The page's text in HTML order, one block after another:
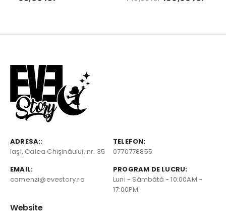
inițial
ADRESA::
Iaşi, Calea Chişinăului, nr. 35
TELEFON:
0770778855
EMAIL:
comenzi@evestory.ro
PROGRAM DE LUCRU:
Luni - Sâmbătă - 10:00AM -
17:00PM
Website